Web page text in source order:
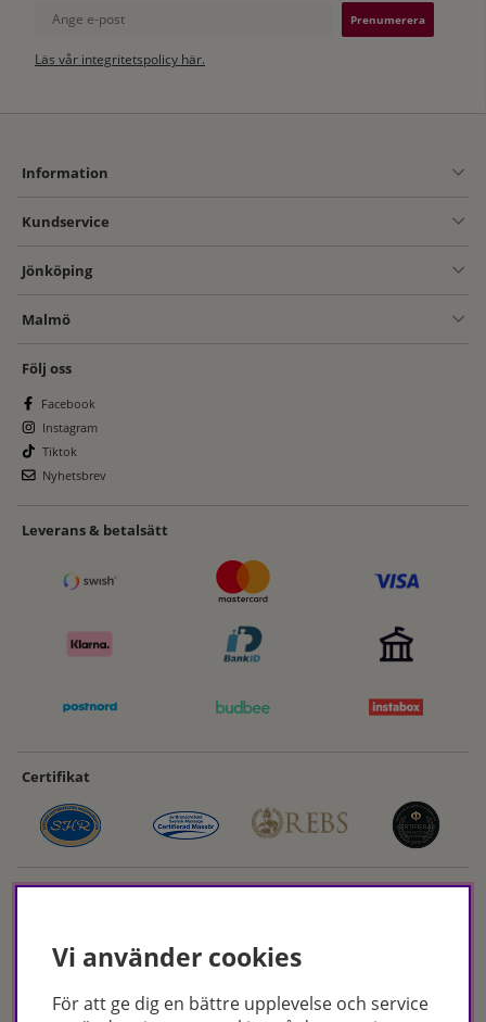
Ange e-post
Läs vår integritetspolicy här.
Information
Kundservice
Jönköping
Malmö
Följ oss
Facebook
Instagram
Tiktok
Nyhetsbrev
Leverans & betalsätt
Certifikat
Hudoteket erbjuder ett noga utvalt sortiment inom hudvård, hårvård och
Vi använder cookies
För att ge dig en bättre upplevelse och service